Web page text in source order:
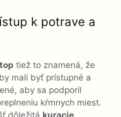
k potrave a
tiež to znamená, že
mali byť prístupné a
aby sa podporil
kŕmnych miest.
dôležitá kuracie